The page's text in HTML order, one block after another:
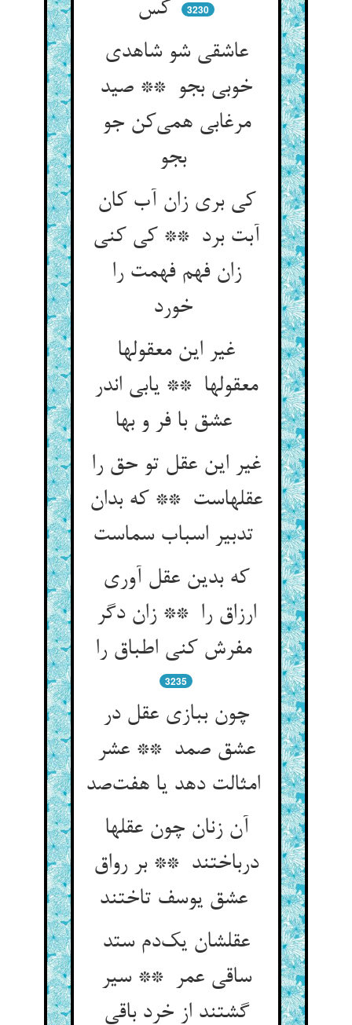
3230
عاشقی شو شاهدی
خوبی بجو ** صید
مرغابی همی‌کن جو
بجو
کی بری زان آب کان
آبت برد ** کی کنی
زان فهم فهمت را
غیر این معقولها
معقولها ** یابی اندر
عشق با فر و بها
غیر این عقل تو حق را
عقلهاست ** که بدان
که بدین عقل آوری
ارزاق را ** زان دگر
مفرش کنی اطباق را
3235
چون ببازی عقل در
عشق صمد ** عشر
آن زنان چون عقلها
درباختند ** بر رواق
عشق یوسف تاختند
عقلشان یک‌دم ستد
ساقی عمر ** سیر
گشتند از خرد باقی